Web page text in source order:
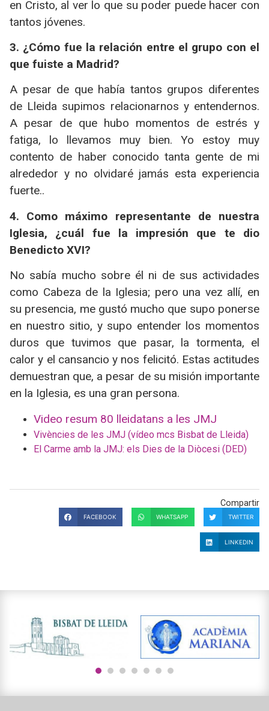
en Cristo, al ver lo que su poder puede hacer con
tantos jóvenes.
3. ¿Cómo fue la relación entre el grupo con el
que fuiste a Madrid?
A pesar de que había tantos grupos diferentes
de Lleida supimos relacionarnos y entendernos.
A pesar de que hubo momentos de estrés y
fatiga, lo llevamos muy bien. Yo estoy muy
contento de haber conocido tanta gente de mi
alrededor y no olvidaré jamás esta experiencia
fuerte..
4. Como máximo representante de nuestra
Iglesia, ¿cuál fue la impresión que te dio
Benedicto XVI?
No sabía mucho sobre él ni de sus actividades
como Cabeza de la Iglesia; pero una vez allí, en
su presencia, me gustó mucho que supo ponerse
en nuestro sitio, y supo entender los momentos
duros que tuvimos que pasar, la tormenta, el
calor y el cansancio y nos felicitó. Estas actitudes
demuestran que, a pesar de su misión importante
en la Iglesia, es una gran persona.
Video resum 80 lleidatans a les JMJ
Vivències de les JMJ (vídeo mcs Bisbat de Lleida)
El Carme amb la JMJ: els Dies de la Diòcesi (DED)
Compartir
FACEBOOK WHATSAPP TWITTER
LINKEDIN